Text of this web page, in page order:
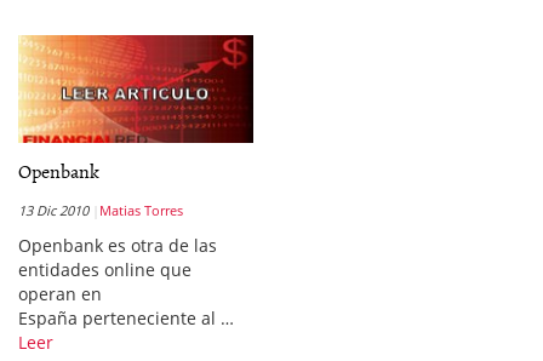
Openbank
13 Dic 2010 Matias Torres
Openbank es otra de las
entidades online que
operan en
España perteneciente al …
Leer